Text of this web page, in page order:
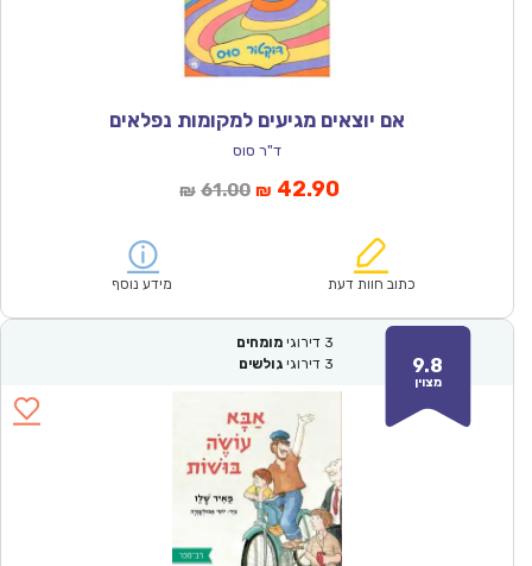
אם יוצאים מגיעים למקומות נפלאים
ד"ר סוס
₪ 61.00המחיר
₪61.00.
₪ 42.90המחיר
הוא:
כתוב חוות דעת מידע נוסף
9.8
מצוין
3 דירוגי מומחים
3 דירוגי גולשים